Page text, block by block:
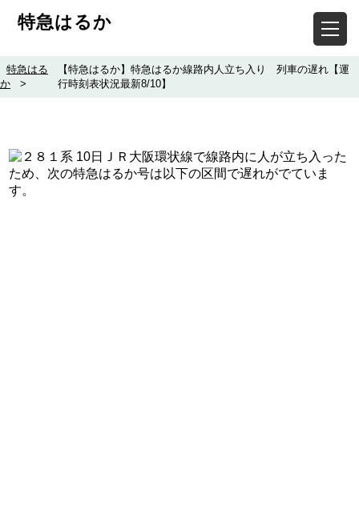
特急はるか
特急はる
か
>
【特急はるか】特急はるか線路内人立ち入り 列車の遅れ【運
行時刻表状況最新8/10】
10日ＪＲ大阪環状線で線路内に人が立ち入った
ため、次の特急はるか号は以下の区間で遅れがでていま
す。